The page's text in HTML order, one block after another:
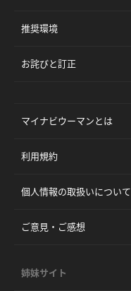
推奨環境
お詫びと訂正
マイナビウーマンとは
利用規約
個人情報の取扱いについて
ご意見・ご感想
姉妹サイト